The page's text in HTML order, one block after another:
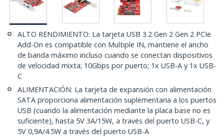
ALTO RENDIMIENTO: La tarjeta USB 3.2 Gen 2 Gen 2 PCIe
Add-On es compatible con Multiple IN, mantiene el ancho
de banda máximo incluso cuando se conectan dispositivos
de velocidad mixta; 10Gbps por puerto; 1x USB-A y 1x USB-
C
ALIMENTACIÓN: La tarjeta de expansión con alimentación
SATA proporciona alimentación suplementaria a los puertos
USB (cuando la alimentación mediante la placa base no es
suficiente), hasta 5V 3A/15W, a través del puerto USB-C, y
5V 0,9A/4.5W a través del puerto USB-A